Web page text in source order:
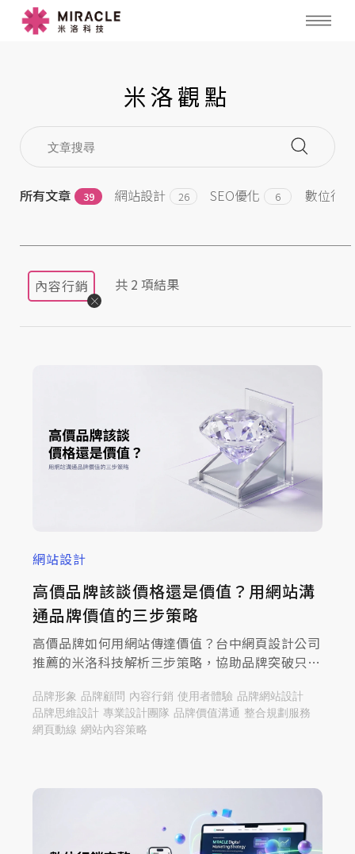
米洛觀點
所有文章 39 網站設計 26 SEO優化 6 數位行銷
內容行銷 共 2 項結果
網站設計
高價品牌該談價格還是價值？用網站溝
通品牌價值的三步策略
高價品牌如何用網站傳達價值？台中網頁設計公司
推薦的米洛科技解析三步策略，協助品牌突破只談
品牌形象 品牌顧問 內容行銷 使用者體驗 品牌網站設計
品牌思維設計 專業設計團隊 品牌價值溝通 整合規劃服務
網頁動線 網站內容策略